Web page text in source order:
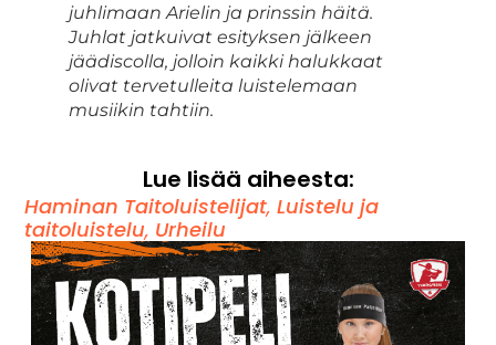
juhlimaan Arielin ja prinssin häitä.
Juhlat jatkuivat esityksen jälkeen
jäädiscolla, jolloin kaikki halukkaat
olivat tervetulleita luistelemaan
musiikin tahtiin.
Lue lisää aiheesta:
Haminan Taitoluistelijat,Luistelu ja
taitoluistelu, Urheilu